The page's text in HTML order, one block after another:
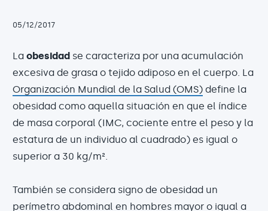
05/12/2017
La obesidad se caracteriza por una acumulación
excesiva de grasa o tejido adiposo en el cuerpo. La
Organización Mundial de la Salud (OMS) define la
obesidad como aquella situación en que el índice
de masa corporal (IMC, cociente entre el peso y la
estatura de un individuo al cuadrado) es igual o
superior a 30 kg/m².
También se considera signo de obesidad un
perímetro abdominal en hombres mayor o igual a